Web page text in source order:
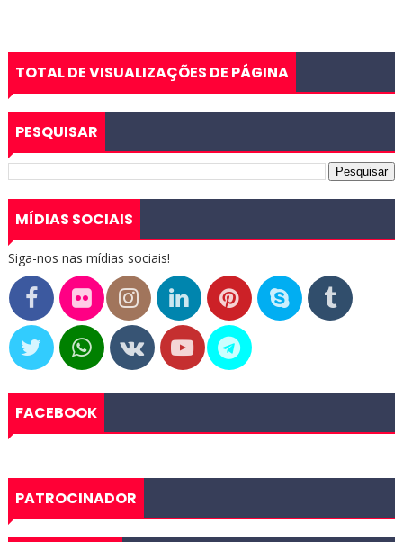
TOTAL DE VISUALIZAÇÕES DE PÁGINA
PESQUISAR
MÍDIAS SOCIAIS
Siga-nos nas mídias sociais!
FACEBOOK
PATROCINADOR